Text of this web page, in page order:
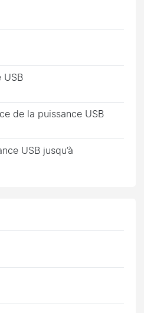
USB
de la puissance USB
USB jusqu’à